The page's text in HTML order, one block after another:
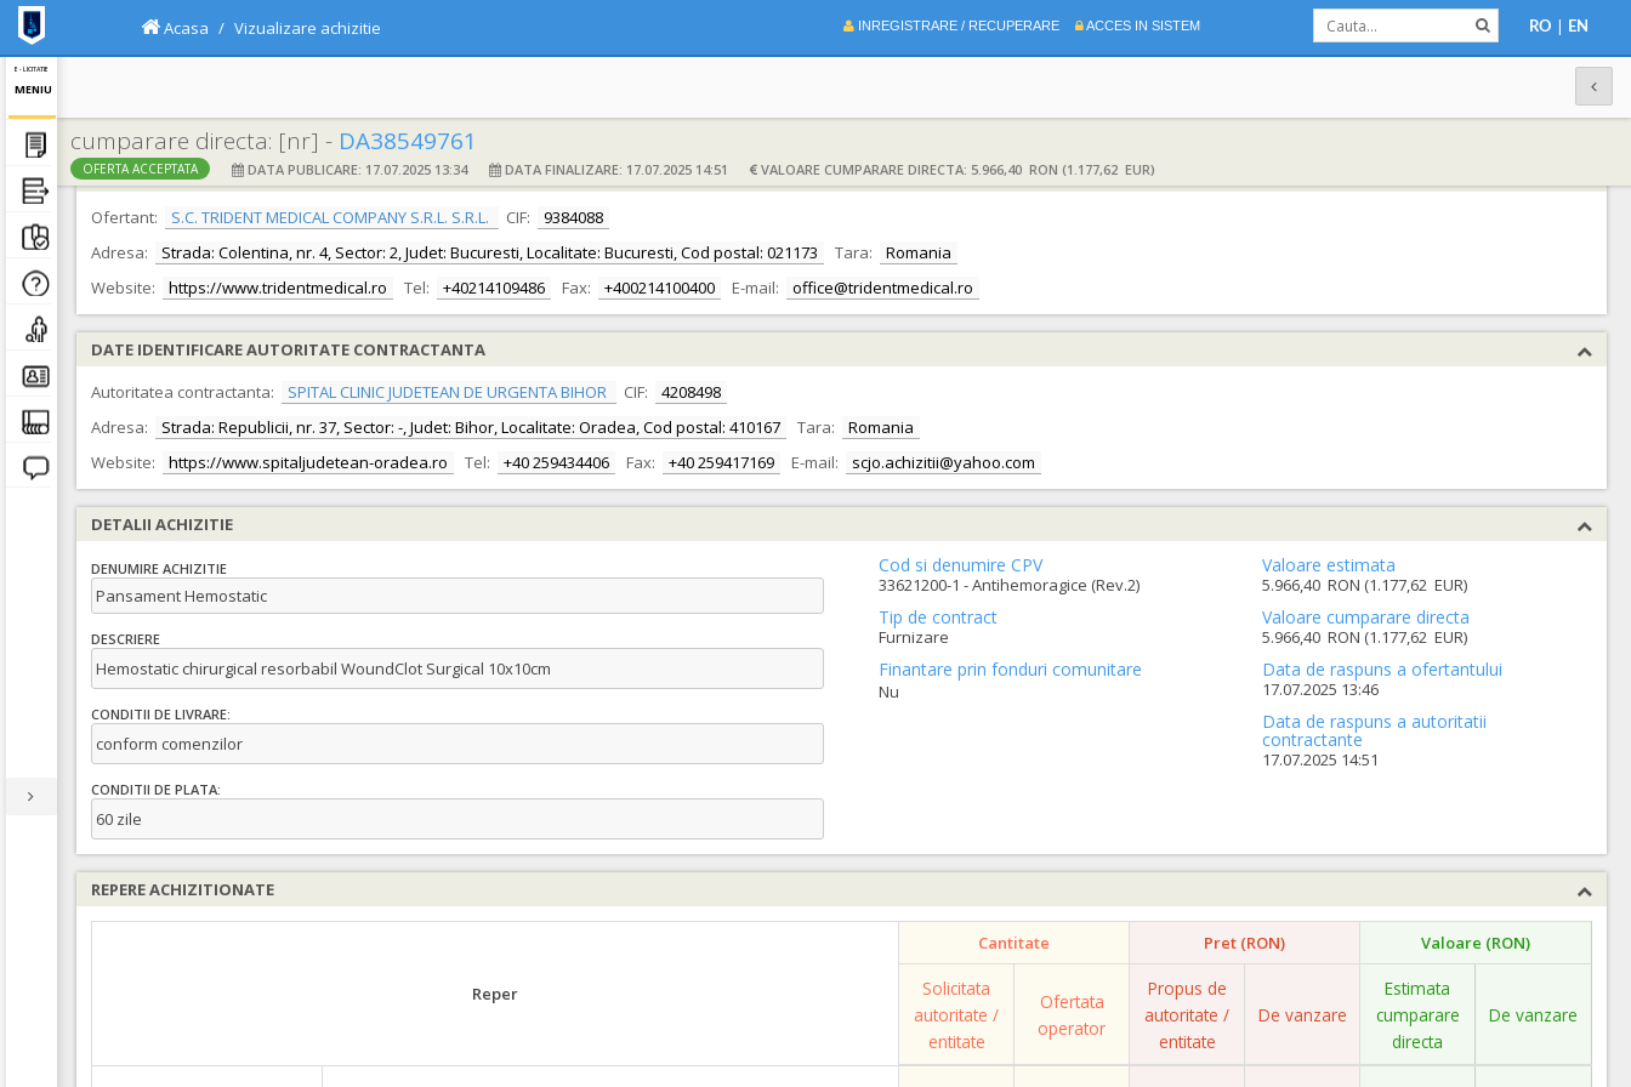
E - LICITATIE
MENIU
INREGISTRARE / RECUPERARE ACCES IN SISTEM RO | EN
Acasa Vizualizare achizitie
cumparare directa: [nr] - DA38549761
OFERTA ACCEPTATA DATA PUBLICARE: 17.07.2025 13:34 DATA FINALIZARE: 17.07.2025 14:51 VALOARE CUMPARARE DIRECTA: 5.966,40 RON (1.177,62 EUR)
DATE IDENTIFICARE OFERTANT
Ofertant:
S.C. TRIDENT MEDICAL COMPANY S.R.L. S.R.L. CIF:
9384088
Adresa:
Strada: Colentina, nr. 4, Sector: 2, Judet: Bucuresti, Localitate: Bucuresti, Cod postal: 021173 Tara:
Romania
Website:
https://www.tridentmedical.ro Tel: +40214109486 Fax: +400214100400 E-mail: office@tridentmedical.ro
DATE IDENTIFICARE AUTORITATE CONTRACTANTA
Autoritatea contractanta:
SPITAL CLINIC JUDETEAN DE URGENTA BIHOR CIF:
4208498
Adresa:
Strada: Republicii, nr. 37, Sector: -, Judet: Bihor, Localitate: Oradea, Cod postal: 410167 Tara:
Romania
Website:
https://www.spitaljudetean-oradea.ro Tel: +40 259434406 Fax: +40 259417169 E-mail: scjo.achizitii@yahoo.com
DETALII ACHIZITIE
DENUMIRE ACHIZITIE
Pansament Hemostatic
DESCRIERE
Hemostatic chirurgical resorbabil WoundClot Surgical 10x10cm
CONDITII DE LIVRARE:
conform comenzilor
CONDITII DE PLATA:
60 zile
Cod si denumire CPV
33621200-1 - Antihemoragice (Rev.2)
Tip de contract
Furnizare
Finantare prin fonduri comunitare
Nu
Valoare estimata
5.966,40 RON (1.177,62 EUR)
Valoare cumparare directa
5.966,40 RON (1.177,62 EUR)
Data de raspuns a ofertantului
17.07.2025 13:46
Data de raspuns a autoritatii
contractante
17.07.2025 14:51
REPERE ACHIZITIONATE
Reper
Cantitate Pret (RON) Valoare (RON)
Solicitata
autoritate /
entitate
Ofertata
operator
Propus de
autoritate /
entitate
De vanzare
Estimata
cumparare
directa
De vanzare